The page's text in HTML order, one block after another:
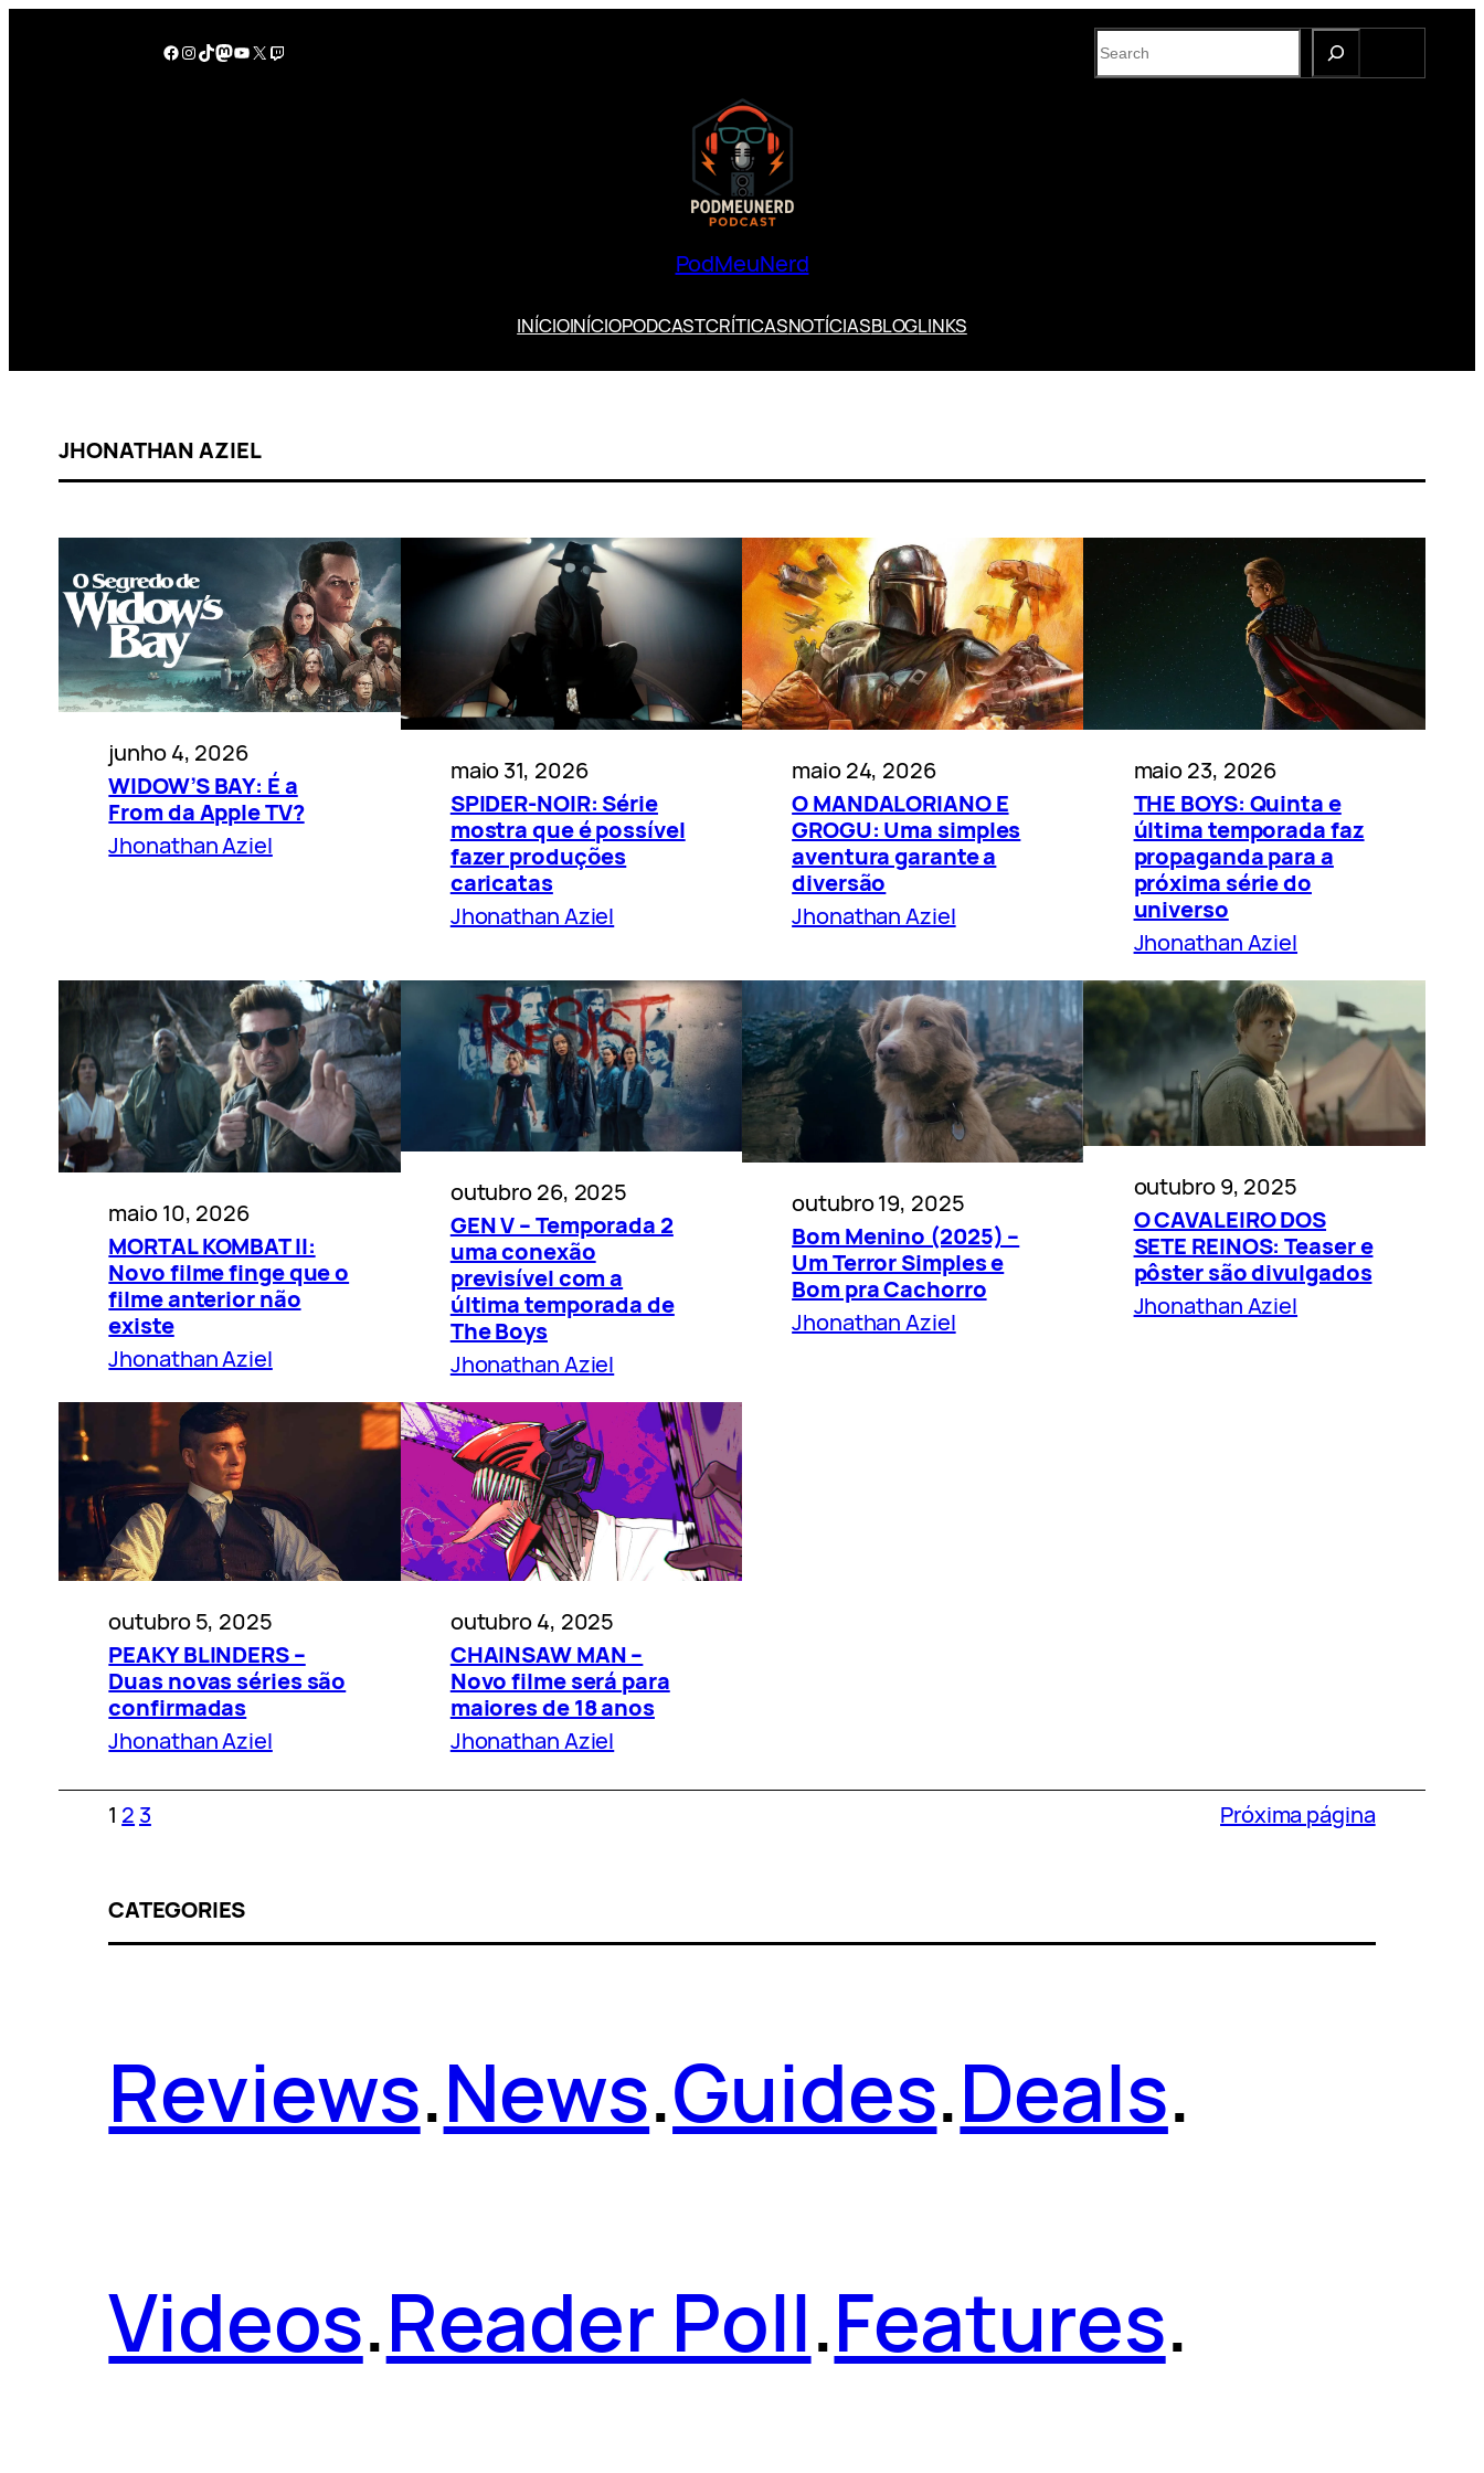
PodMeuNerd
INÍCIOINÍCIOPODCASTCRÍTICASNOTÍCIASBLOGLINKS
JHONATHAN AZIEL
junho 4, 2026
WIDOW’S BAY: É a
From da Apple TV?
Jhonathan Aziel
maio 31, 2026
SPIDER-NOIR: Série
mostra que é possível
fazer produções
caricatas
Jhonathan Aziel
maio 24, 2026
O MANDALORIANO E
GROGU: Uma simples
aventura garante a
diversão
Jhonathan Aziel
maio 23, 2026
THE BOYS: Quinta e
última temporada faz
propaganda para a
próxima série do
universo
Jhonathan Aziel
maio 10, 2026
MORTAL KOMBAT II:
Novo filme finge que o
filme anterior não
existe
Jhonathan Aziel
outubro 26, 2025
GEN V – Temporada 2
uma conexão
previsível com a
última temporada de
The Boys
Jhonathan Aziel
outubro 19, 2025
Bom Menino (2025) –
Um Terror Simples e
Bom pra Cachorro
Jhonathan Aziel
outubro 9, 2025
O CAVALEIRO DOS
SETE REINOS: Teaser e
pôster são divulgados
Jhonathan Aziel
outubro 5, 2025
PEAKY BLINDERS –
Duas novas séries são
confirmadas
Jhonathan Aziel
outubro 4, 2025
CHAINSAW MAN –
Novo filme será para
maiores de 18 anos
Jhonathan Aziel
1 2 3 Próxima página
CATEGORIES
Reviews.News.Guides.Deals.
Videos.Reader Poll.Features.